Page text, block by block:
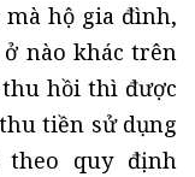
hộ gia đình,
nào khác trên
hồi thì được
tiền sử dụng
quy định